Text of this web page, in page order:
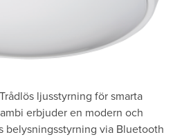
ljusstyrning för smarta
erbjuder en modern och
belysningsstyrning via Bluetooth